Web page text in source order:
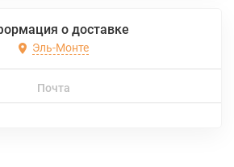
о доставке
Эль-Монте
Почта